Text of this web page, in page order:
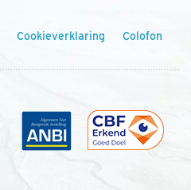
Cookieverklaring Colofon